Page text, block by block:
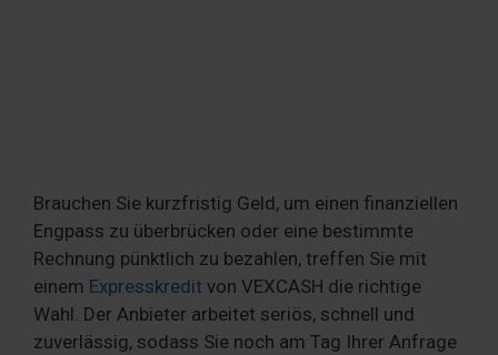
Brauchen Sie kurzfristig Geld, um einen finanziellen
Engpass zu überbrücken oder eine bestimmte
Rechnung pünktlich zu bezahlen, treffen Sie mit
einem Expresskredit von VEXCASH die richtige
Wahl. Der Anbieter arbeitet seriös, schnell und
zuverlässig, sodass Sie noch am Tag Ihrer Anfrage